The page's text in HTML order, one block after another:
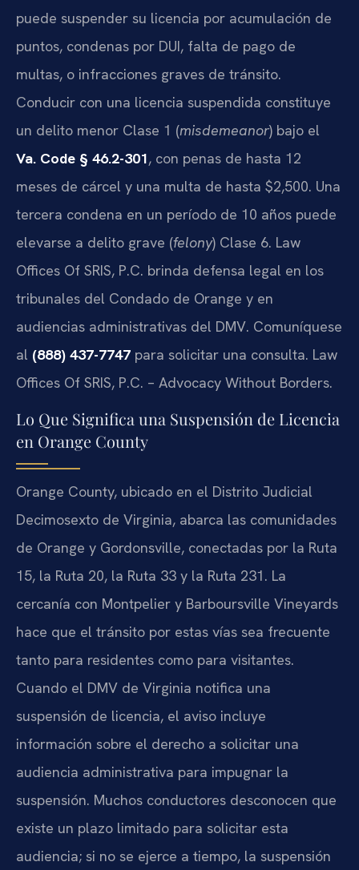
puede suspender su licencia por acumulación de
puntos, condenas por DUI, falta de pago de
multas, o infracciones graves de tránsito.
Conducir con una licencia suspendida constituye
un delito menor Clase 1 (misdemeanor) bajo el
Va. Code § 46.2-301, con penas de hasta 12
meses de cárcel y una multa de hasta $2,500. Una
tercera condena en un período de 10 años puede
elevarse a delito grave (felony) Clase 6. Law
Offices Of SRIS, P.C. brinda defensa legal en los
tribunales del Condado de Orange y en
audiencias administrativas del DMV. Comuníquese
al (888) 437-7747 para solicitar una consulta. Law
Offices Of SRIS, P.C. – Advocacy Without Borders.
Lo Que Significa una Suspensión de Licencia
en Orange County
Orange County, ubicado en el Distrito Judicial
Decimosexto de Virginia, abarca las comunidades
de Orange y Gordonsville, conectadas por la Ruta
15, la Ruta 20, la Ruta 33 y la Ruta 231. La
cercanía con Montpelier y Barboursville Vineyards
hace que el tránsito por estas vías sea frecuente
tanto para residentes como para visitantes.
Cuando el DMV de Virginia notifica una
suspensión de licencia, el aviso incluye
información sobre el derecho a solicitar una
audiencia administrativa para impugnar la
suspensión. Muchos conductores desconocen que
existe un plazo limitado para solicitar esta
audiencia; si no se ejerce a tiempo, la suspensión